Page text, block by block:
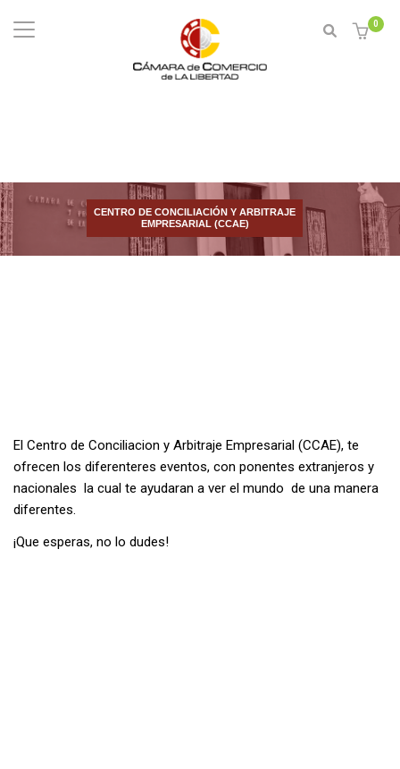
0
CENTRO DE CONCILIACIÓN Y ARBITRAJE
EMPRESARIAL (CCAE)
El Centro de Conciliacion y Arbitraje Empresarial (CCAE), te
ofrecen los diferenteres eventos, con ponentes extranjeros y
nacionales la cual te ayudaran a ver el mundo de una manera
diferentes.
¡Que esperas, no lo dudes!